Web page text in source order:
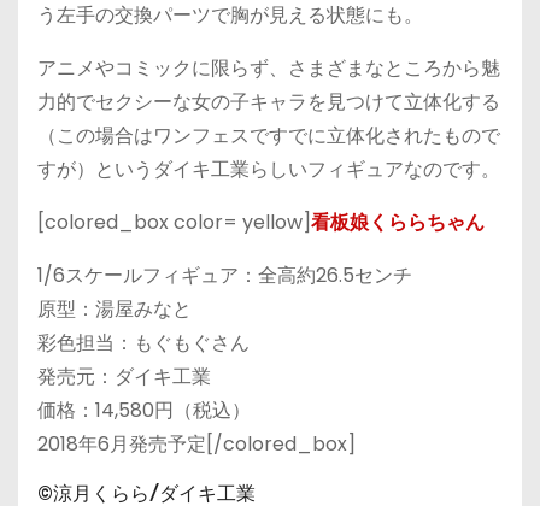
う左手の交換パーツで胸が見える状態にも。
アニメやコミックに限らず、さまざまなところから魅
力的でセクシーな女の子キャラを見つけて立体化する
（この場合はワンフェスですでに立体化されたもので
すが）というダイキ工業らしいフィギュアなのです。
[colored_box color= yellow]看板娘くららちゃん
1/6スケールフィギュア：全高約26.5センチ
原型：湯屋みなと
彩色担当：もぐもぐさん
発売元：ダイキ工業
価格：14,580円（税込）
2018年6月発売予定[/colored_box]
©涼月くらら/ダイキ工業